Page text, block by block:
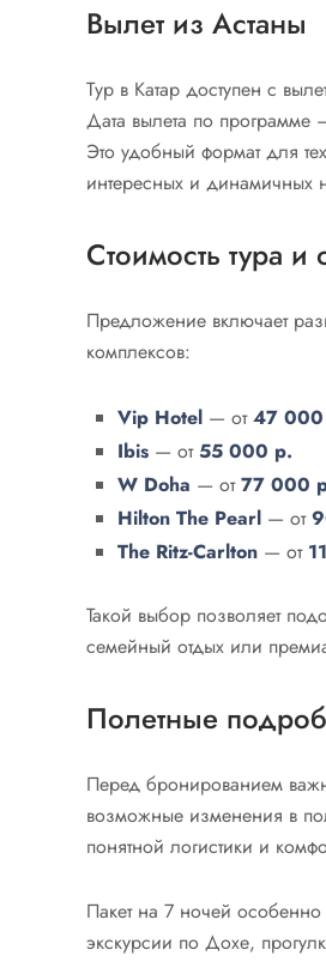
Вылет из Астаны
Тур в Катар доступен с
Дата вылета по программе
Это удобный формат для
интересных и динамичных
Стоимость тура и
Предложение включает
комплексов:
Vip Hotel — от47
Ibis — от55 000 р.
W Doha — от77 000
Hilton The Pearl — от
The Ritz-Carlton — от
Такой выбор позволяет
семейный отдых или
Полетные
Перед бронированием
возможные изменения в
понятной логистики и
Пакет на 7 ночей особенно
экскурсии по Дохе,